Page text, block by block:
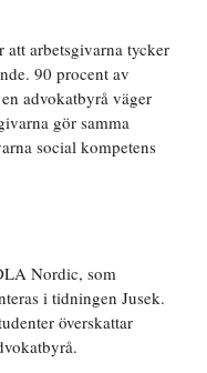
att arbetsgivarna tycker
90 procent av
advokatbyrå väger
gör samma
social kompetens
Nordic, som
i tidningen Jusek.
överskattar